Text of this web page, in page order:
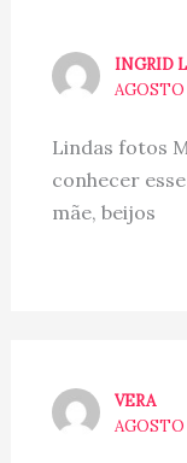
INGRID
AGOSTO
Lindas fotos
conhecer
mãe, beijos
VERA